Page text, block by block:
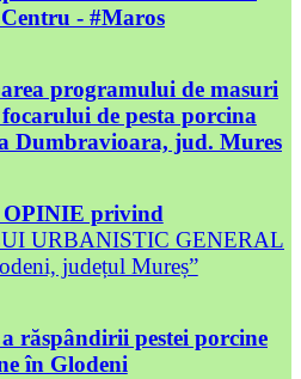
- #Maros
programului de masuri
de pesta porcina
Dumbravioara, jud. Mures
OPINIE privind
URBANISTIC GENERAL
județul Mureș”
răspândirii pestei porcine
în Glodeni